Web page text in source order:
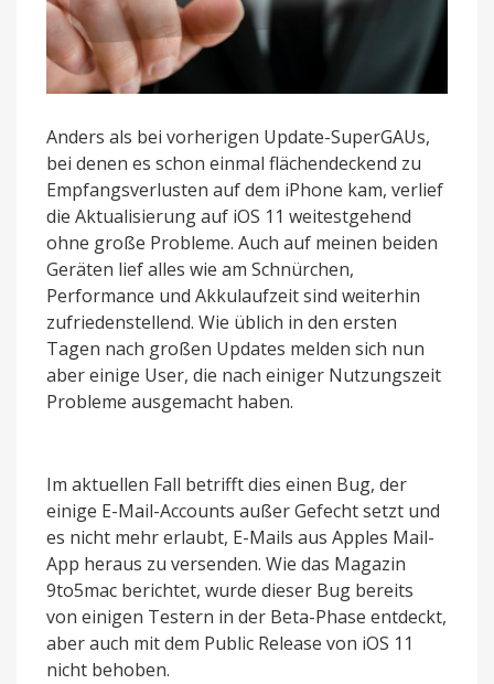
Anders als bei vorherigen Update-SuperGAUs,
bei denen es schon einmal flächendeckend zu
Empfangsverlusten auf dem iPhone kam, verlief
die Aktualisierung auf iOS 11 weitestgehend
ohne große Probleme. Auch auf meinen beiden
Geräten lief alles wie am Schnürchen,
Performance und Akkulaufzeit sind weiterhin
zufriedenstellend. Wie üblich in den ersten
Tagen nach großen Updates melden sich nun
aber einige User, die nach einiger Nutzungszeit
Probleme ausgemacht haben.
Im aktuellen Fall betrifft dies einen Bug, der
einige E-Mail-Accounts außer Gefecht setzt und
es nicht mehr erlaubt, E-Mails aus Apples Mail-
App heraus zu versenden. Wie das Magazin
9to5mac berichtet, wurde dieser Bug bereits
von einigen Testern in der Beta-Phase entdeckt,
aber auch mit dem Public Release von iOS 11
nicht behoben.